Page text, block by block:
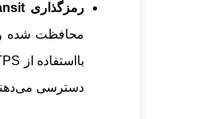
رمزگذاری Transit:
محافظت شده و
دسترسی